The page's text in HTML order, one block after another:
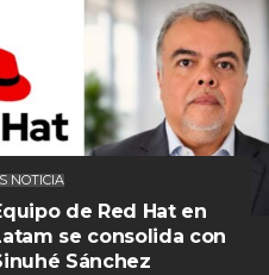
NOTICIA
de Red Hat en
se consolida con
Sánchez